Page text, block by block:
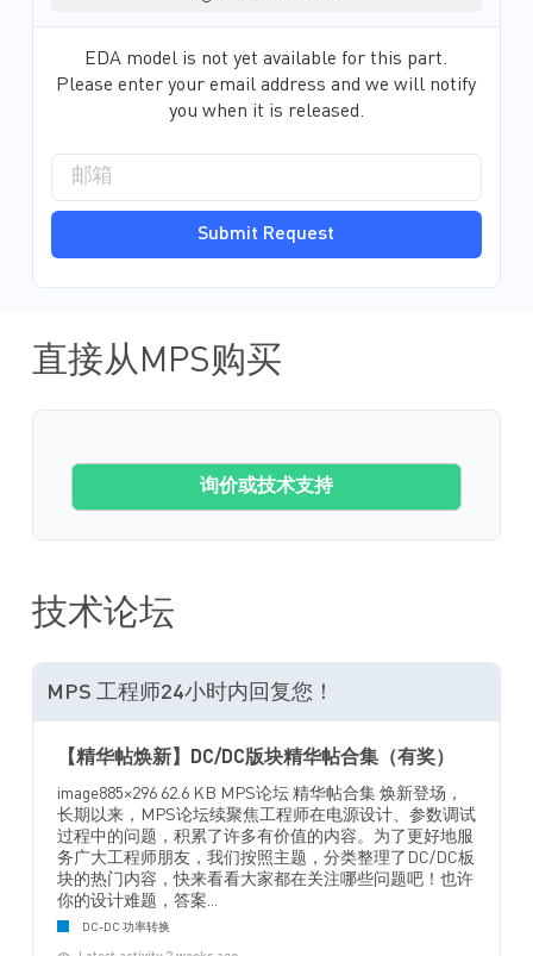
EDA model is not yet available for this part.
Please enter your email address and we will notify
you when it is released.
Submit Request
直接从MPS购买
询价或技术支持
技术论坛
MPS 工程师24小时内回复您！
【精华帖焕新】DC/DC版块精华帖合集（有奖）
image885×296 62.6 KB MPS论坛 精华帖合集 焕新登场，
长期以来，MPS论坛续聚焦工程师在电源设计、参数调试
过程中的问题，积累了许多有价值的内容。为了更好地服
务广大工程师朋友，我们按照主题，分类整理了DC/DC板
块的热门内容，快来看看大家都在关注哪些问题吧！也许
你的设计难题，答案...
DC-DC 功率转换